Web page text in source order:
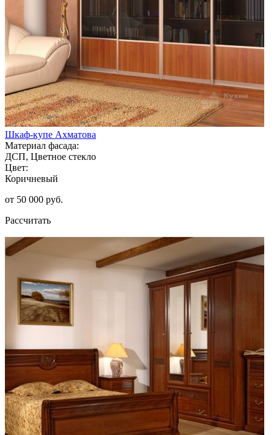
Шкаф-купе Ахматова
Материал фасада:
ДСП, Цветное стекло
Цвет:
Коричневый
от 50 000 руб.
Рассчитать